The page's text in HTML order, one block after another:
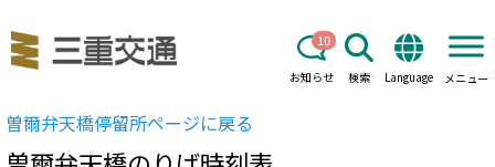
お知らせ
10
検索 Language メニュー
曽爾弁天橋停留所ページに戻る